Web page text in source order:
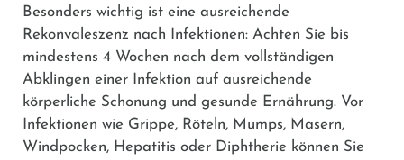
Besonders wichtig ist eine ausreichende
Rekonvaleszenz nach Infektionen: Achten Sie bis
mindestens 4 Wochen nach dem vollständigen
Abklingen einer Infektion auf ausreichende
körperliche Schonung und gesunde Ernährung. Vor
Infektionen wie Grippe, Röteln, Mumps, Masern,
Windpocken, Hepatitis oder Diphtherie können Sie